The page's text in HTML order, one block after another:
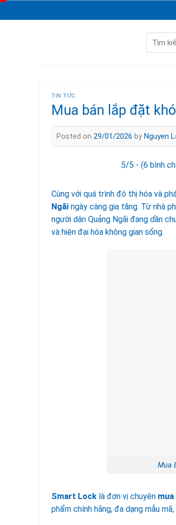
to
kiếm:
TIN TỨC
Mua bán lắp đặt
Posted on 29/01/2026 by Nguyen
5/5 - (6 bình
Cùng với quá trình đô thị hóa và
Ngãi ngày càng gia tăng. Từ nhà
người dân Quảng Ngãi đang dần
và hiện đại hóa không gian sống.
Mua
Smart Lock là đơn vị chuyên
phẩm chính hãng, đa dạng mẫu